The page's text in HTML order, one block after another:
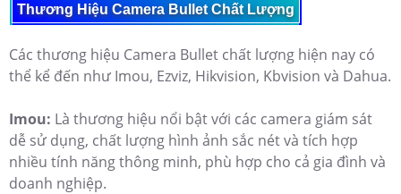
Thương Hiệu Camera Bullet Chất Lượng
Các thương hiệu Camera Bullet chất lượng hiện nay có
thể kể đến như Imou, Ezviz, Hikvision, Kbvision và Dahua.
Imou: Là thương hiệu nổi bật với các camera giám sát
dễ sử dụng, chất lượng hình ảnh sắc nét và tích hợp
nhiều tính năng thông minh, phù hợp cho cả gia đình và
doanh nghiệp.